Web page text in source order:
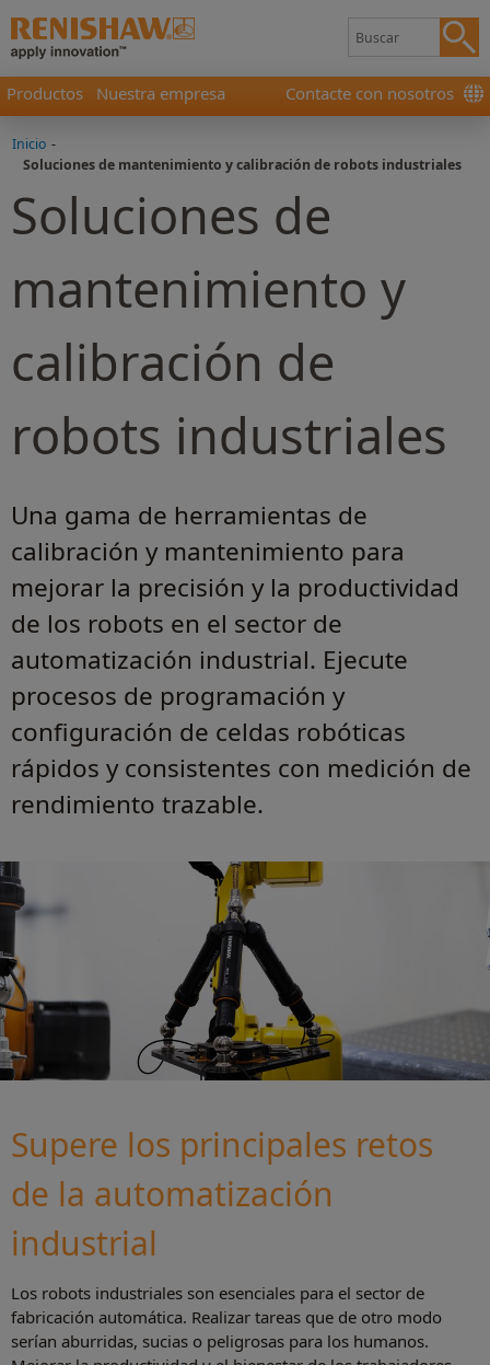
Productos Nuestra empresa Contacte con nosotros
Inicio -
Soluciones de mantenimiento y calibración de robots industriales
Soluciones de
mantenimiento y
calibración de
robots industriales
Una gama de herramientas de
calibración y mantenimiento para
mejorar la precisión y la productividad
de los robots en el sector de
automatización industrial. Ejecute
procesos de programación y
configuración de celdas robóticas
rápidos y consistentes con medición de
rendimiento trazable.
Supere los principales retos
de la automatización
industrial
Los robots industriales son esenciales para el sector de
fabricación automática. Realizar tareas que de otro modo
serían aburridas, sucias o peligrosas para los humanos.